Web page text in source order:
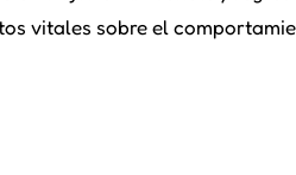
vitales sobre el